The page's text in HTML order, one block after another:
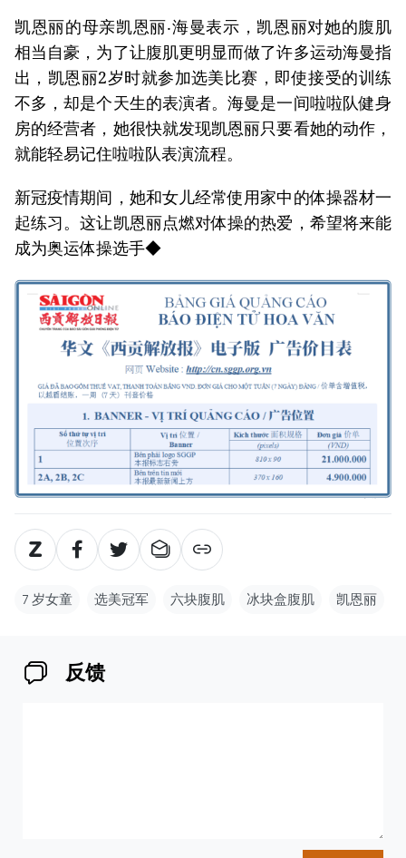
凯恩丽的母亲凯恩丽‧海曼表示，凯恩丽对她的腹肌
相当自豪，为了让腹肌更明显而做了许多运动海曼指
出，凯恩丽2岁时就参加选美比赛，即使接受的训练
不多，却是个天生的表演者。海曼是一间啦啦队健身
房的经营者，她很快就发现凯恩丽只要看她的动作，
就能轻易记住啦啦队表演流程。
新冠疫情期间，她和女儿经常使用家中的体操器材一
起练习。这让凯恩丽点燃对体操的热爱，希望将来能
成为奥运体操选手◆
7 岁女童 选美冠军 六块腹肌 冰块盒腹肌 凯恩丽
反馈